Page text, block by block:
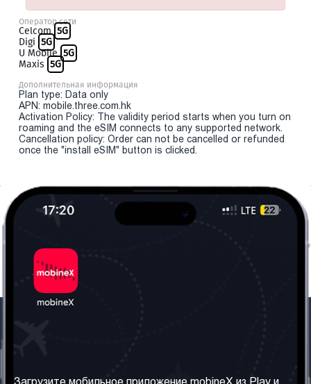
Оператор сети
Celcom 5G
Digi 5G
U Mobile 5G
Maxis 5G
Дополнительная информация
Plan type: Data only
APN: mobile.three.com.hk
Activation Policy: The validity period starts when you turn on
roaming and the eSIM connects to any supported network.
Cancellation policy: Order can not be cancelled or refunded
once the "install eSIM" button is clicked.